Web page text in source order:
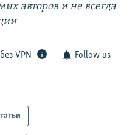
авторов и не всегда
VPN Follow us